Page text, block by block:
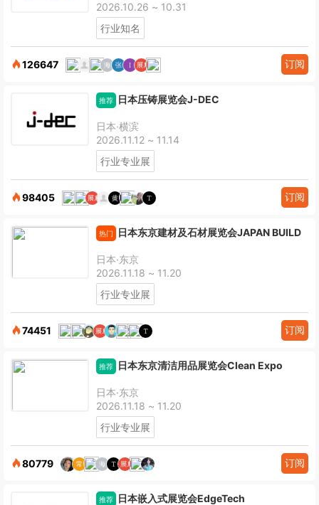
2026.10.26 ~ 10.31
行业知名
126647 订阅
推荐 日本压铸展览会J-DEC
日本·横滨
2026.11.12 ~ 11.14
行业专业展
98405 订阅
热门 日本东京建材及石材展览会JAPAN BUILD
日本·东京
2026.11.18 ~ 11.20
行业专业展
74451 订阅
推荐 日本东京清洁用品展览会Clean Expo
日本·东京
2026.11.18 ~ 11.20
行业专业展
80779 订阅
推荐 日本嵌入式展览会EdgeTech